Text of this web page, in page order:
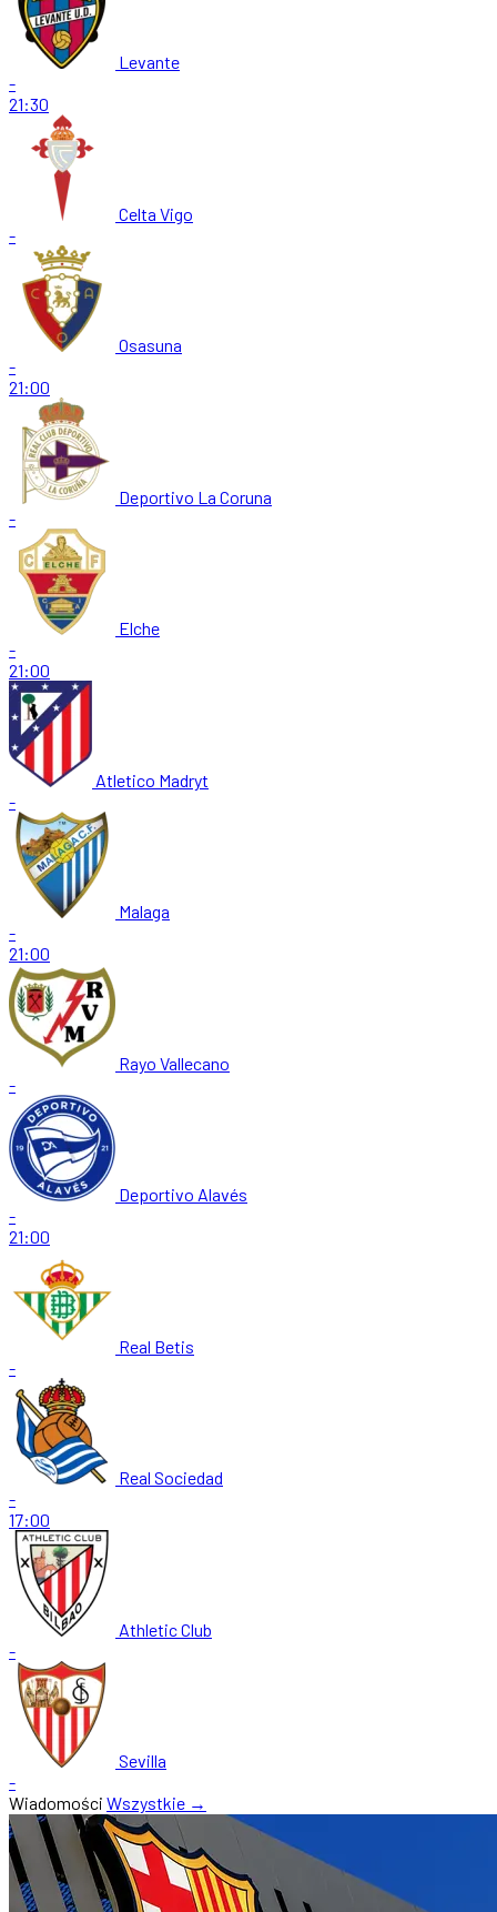
Levante
-
21:30
Celta Vigo
-
Osasuna
-
21:00
Deportivo La Coruna
-
Elche
-
21:00
Atletico Madryt
-
Malaga
-
21:00
Rayo Vallecano
-
Deportivo Alavés
-
21:00
Real Betis
-
Real Sociedad
-
17:00
Athletic Club
-
Sevilla
-
Wiadomości Wszystkie →